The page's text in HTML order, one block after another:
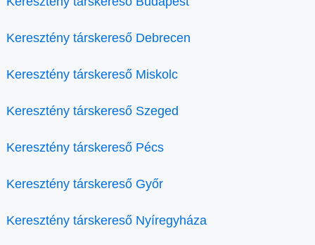
Keresztény társkereső Debrecen
Keresztény társkereső Miskolc
Keresztény társkereső Szeged
Keresztény társkereső Pécs
Keresztény társkereső Győr
Keresztény társkereső Nyíregyháza